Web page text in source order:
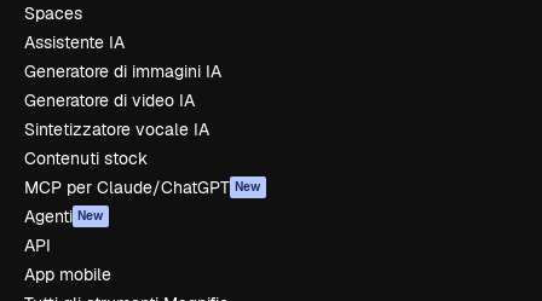
Spaces
Assistente IA
Generatore di immagini IA
Generatore di video IA
Sintetizzatore vocale IA
Contenuti stock
MCP per Claude/ChatGPT New
Agenti New
API
App mobile